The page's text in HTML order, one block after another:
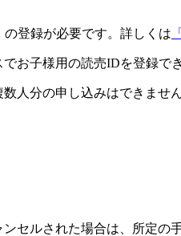
登録が必要です。詳しくは
お子様用の読売IDを登録でき
分の申し込みはできませ
セルされた場合は、所定の